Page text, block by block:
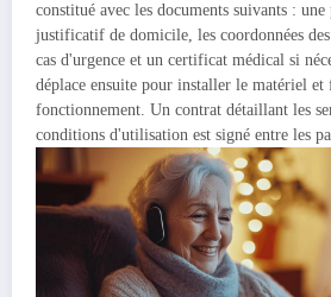
constitué avec les documents suivants :
justificatif de domicile, les coordonnées
cas d'urgence et un certificat médical si
déplace ensuite pour installer le matériel
fonctionnement. Un contrat détaillant les
conditions d'utilisation est signé entre les